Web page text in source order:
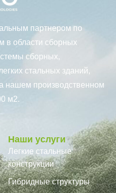
партнером по
в области сборных
сборных,
стальных зданий,
нашем производственном
м2.
Наши услуги
Легкие стальные
конструкции
Гибридные структуры